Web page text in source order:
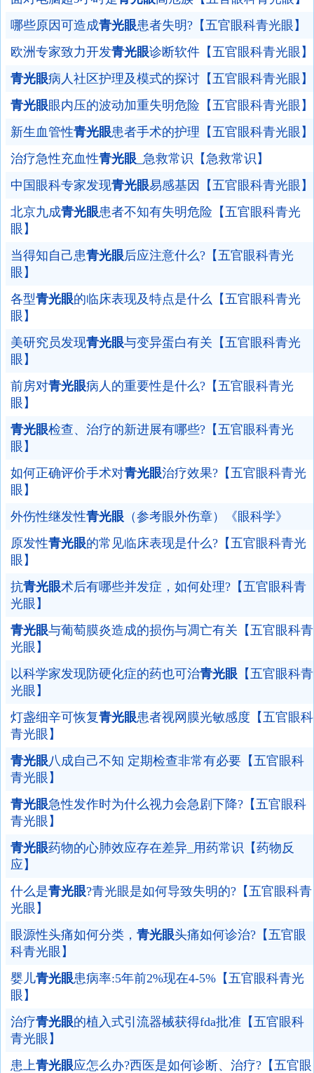
哪些原因可造成青光眼患者失明?【五官眼科青光眼】
欧洲专家致力开发青光眼诊断软件【五官眼科青光眼】
青光眼病人社区护理及模式的探讨【五官眼科青光眼】
青光眼眼内压的波动加重失明危险【五官眼科青光眼】
新生血管性青光眼患者手术的护理【五官眼科青光眼】
治疗急性充血性青光眼 _急救常识【急救常识】
中国眼科专家发现青光眼易感基因【五官眼科青光眼】
北京九成青光眼患者不知有失明危险【五官眼科青光
眼】
当得知自己患青光眼后应注意什么?【五官眼科青光
眼】
各型青光眼的临床表现及特点是什么【五官眼科青光
眼】
美研究员发现青光眼与变异蛋白有关【五官眼科青光
眼】
前房对青光眼病人的重要性是什么?【五官眼科青光
眼】
青光眼检查、治疗的新进展有哪些?【五官眼科青光
眼】
如何正确评价手术对青光眼治疗效果?【五官眼科青光
眼】
外伤性继发性青光眼 （参考眼外伤章）《眼科学》
原发性青光眼的常见临床表现是什么?【五官眼科青光
眼】
抗青光眼术后有哪些并发症，如何处理?【五官眼科青
光眼】
青光眼与葡萄膜炎造成的损伤与凋亡有关【五官眼科青
光眼】
以科学家发现防硬化症的药也可治青光眼 【五官眼科青
光眼】
灯盏细辛可恢复青光眼患者视网膜光敏感度【五官眼科
青光眼】
青光眼八成自己不知 定期检查非常有必要【五官眼科
青光眼】
青光眼急性发作时为什么视力会急剧下降?【五官眼科
青光眼】
青光眼药物的心肺效应存在差异_用药常识【药物反
应】
什么是青光眼?青光眼是如何导致失明的?【五官眼科青
光眼】
眼源性头痛如何分类， 青光眼头痛如何诊治?【五官眼
科青光眼】
婴儿青光眼患病率:5年前2%现在4-5%【五官眼科青光
眼】
治疗青光眼的植入式引流器械获得fda批准【五官眼科
青光眼】
患上青光眼应怎么办?西医是如何诊断、治疗?【五官眼